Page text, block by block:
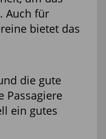
Auch für
bietet das
die gute
Passagiere
ein gutes